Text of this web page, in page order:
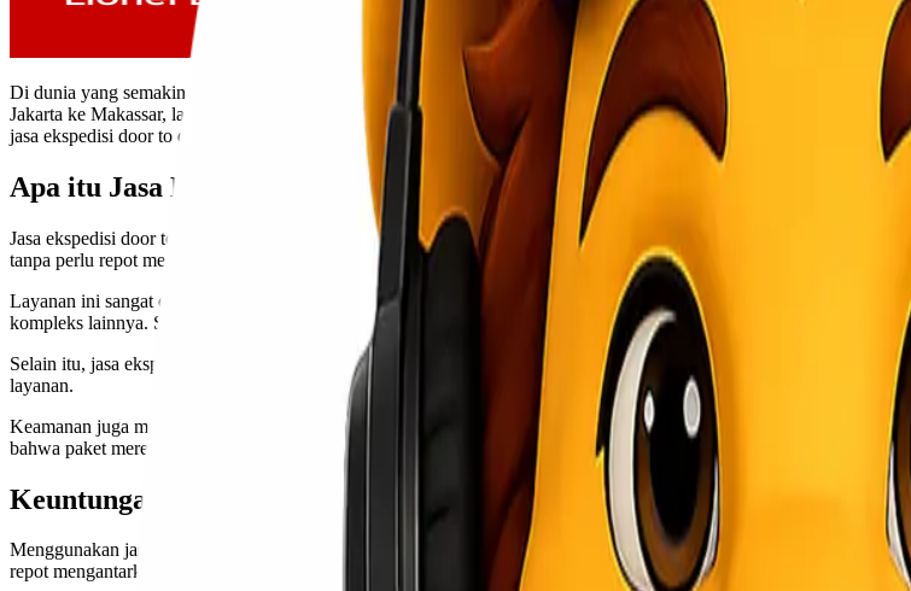
Di dunia yang semakin terhubung ini, kebutuhan untuk mengirim barang dengan cepat dan aman menjadi sangat
Jakarta ke Makassar, layanan ini menawarkan kemudahan bagi Anda yang ingin mengirim barang tanpa repot.
jasa ekspedisi door to door dan bagaimana Lionel Express bisa menjadi pilihan terpercaya Anda!
Apa itu Jasa Ekspedisi Door to Door?
Jasa ekspedisi door to door adalah layanan pengiriman barang yang menawarkan kemudahan dari pintu ke pintu.
tanpa perlu repot mengantarnya ke gudang atau titik pengambilan.
Layanan ini sangat cocok untuk individu maupun perusahaan yang membutuhkan efisiensi dalam proses
kompleks lainnya. Semua ditangani oleh penyedia jasa.
Selain itu, jasa ekspedisi door to door memberikan transparansi mengenai biaya dan waktu pengiriman. Pelanggan
layanan.
Keamanan juga menjadi fokus utama dalam layanan ini. Barang-barang yang dikirim dilindungi selama perjalanan
bahwa paket mereka ada dalam penanganan profesional sepanjang proses pengiriman.
Keuntungan menggunakan Jasa Ekspedisi Door to Door
Menggunakan jasa ekspedisi door to door memberikan banyak keuntungan bagi pengirim dan penerima barang.
repot mengantarkan barang ke gudang atau titik pengambilan tertentu. Cukup jadwalkan penjemputan, dan tim